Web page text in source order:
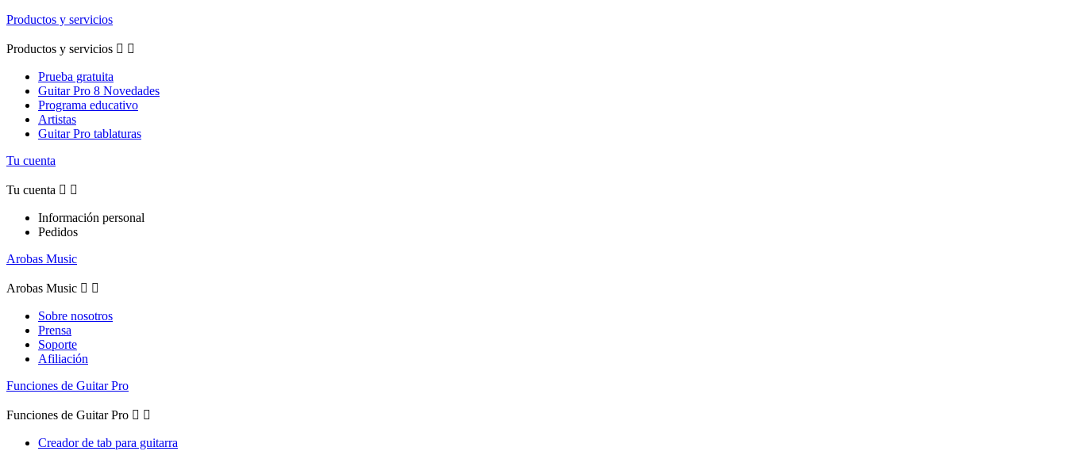
Productos y servicios
Productos y servicios  
Prueba gratuita
Guitar Pro 8 Novedades
Programa educativo
Artistas
Guitar Pro tablaturas
Tu cuenta
Tu cuenta  
Información personal
Pedidos
Arobas Music
Arobas Music  
Sobre nosotros
Prensa
Soporte
Afiliación
Funciones de Guitar Pro
Funciones de Guitar Pro  
Creador de tab para guitarra